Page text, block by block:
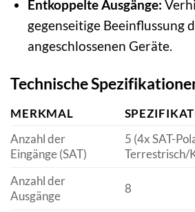
Entkoppelte Ausgänge:
gegenseitige Beeinflussung
angeschlossenen Geräte.
Technische
MERKMAL
Anzahl der
Eingänge (SAT)
5 (4x SAT-
Terrestrisch/
Anzahl der
Ausgänge
8